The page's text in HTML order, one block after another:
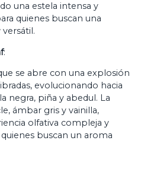
una estela intensa y
quienes buscan una
versátil.
:
se abre con una explosión
evolucionando hacia
negra, piña y abedul. La
ámbar gris y vainilla,
olfativa compleja y
buscan un aroma